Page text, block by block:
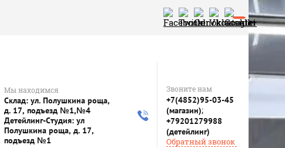
Мы находимся
Склад: ул. Полушкина роща,
д. 17, подъезд №1,№4
Детейлинг-Студия: ул
Полушкина роща, д. 17,
подъезд №1
Звоните нам
+7(4852)95-03-45
(магазин);
+79201279988
(детейлинг)
Обратный звонок